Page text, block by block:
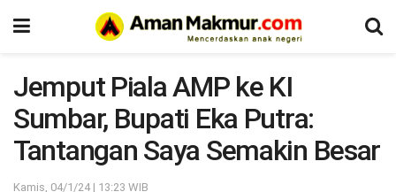
Jemput Piala AMP ke KI
Sumbar, Bupati Eka Putra:
Tantangan Saya Semakin Besar
Kamis, 04/1/24 | 13:23 WIB